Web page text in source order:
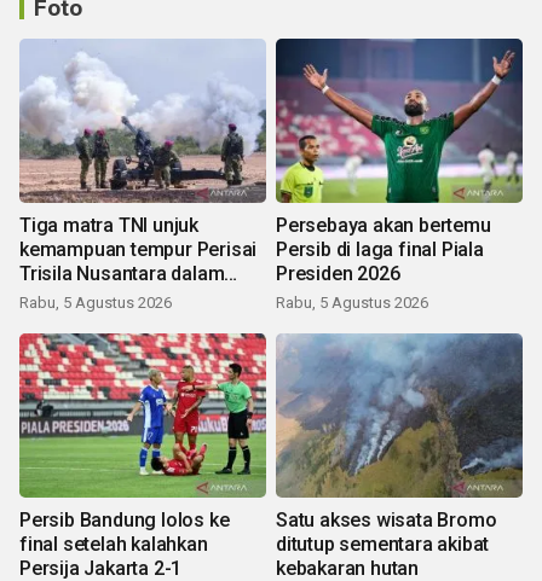
Foto
Tiga matra TNI unjuk
kemampuan tempur Perisai
Trisila Nusantara dalam
latihan di Kepri
Rabu, 5 Agustus 2026
Persebaya akan bertemu
Persib di laga final Piala
Presiden 2026
Rabu, 5 Agustus 2026
Persib Bandung lolos ke
final setelah kalahkan
Persija Jakarta 2-1
Satu akses wisata Bromo
ditutup sementara akibat
kebakaran hutan